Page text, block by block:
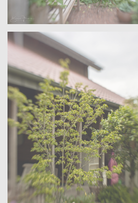
Offene Gärten – Wohngarten
Sanders – Velen